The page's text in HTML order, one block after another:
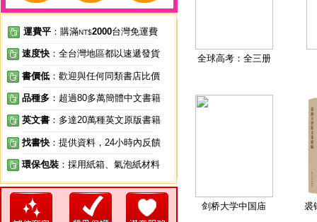
運費平 ：購滿NT$2000台灣免運費
速度快 ：全台灣地區都以速遞發貨
書價低 ：歡迎與任何同類書店比價
品種多 ：超過80多萬簡體中文書籍
英文書 ：多達20萬種英文原版書籍
找書快 ：提供資料，24小時內反饋
環保包裝 ：採用紙箱、氣泡紙材料
全球高考：全三册
剑桥大学中国庙 裘